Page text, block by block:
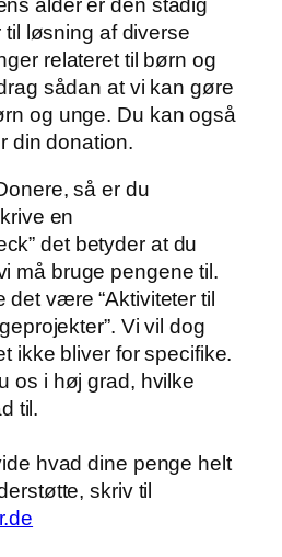
alder er den stadig
løsning af diverse
relateret til børn og
sådan at vi kan gøre
og unge. Du kan også
din donation.
så er du
en
det betyder at du
må bruge pengene til.
være “Aktiviteter til
Vi vil dog
ikke bliver for specifike.
os i høj grad, hvilke
til.
hvad dine penge helt
skriv til